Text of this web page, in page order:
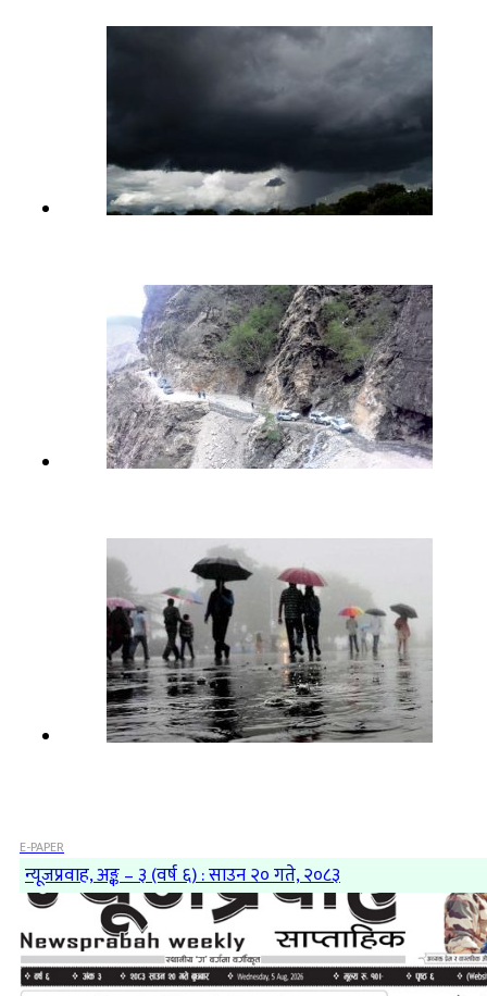
E-PAPER
न्यूजप्रवाह, अङ्क – ३ (वर्ष ६) : साउन २० गते, २०८३